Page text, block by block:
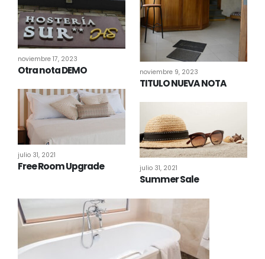
noviembre 17, 2023
Otra nota DEMO noviembre 9, 2023
TITULO NUEVA NOTA
julio 31, 2021
Free Room Upgrade julio 31, 2021
Summer Sale